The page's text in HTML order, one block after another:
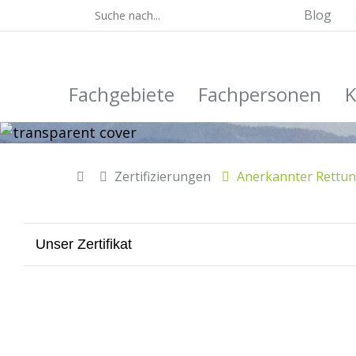
Blog
Fachgebiete Fachpersonen
Zertifizierungen Anerkannter
Unser Zertifikat